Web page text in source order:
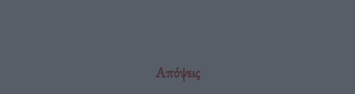
Απόψεις